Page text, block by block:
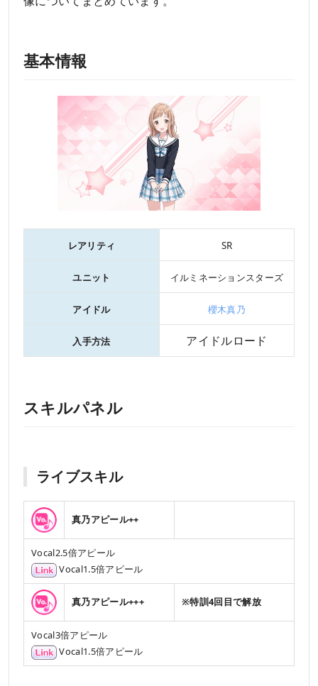
基本情報
レアリティ SR
ユニット イルミネーションスターズ
アイドル 櫻木真乃
入手方法 アイドルロード
スキルパネル
ライブスキル
真乃アピール++
Vocal2.5倍アピール
Vocal1.5倍アピール
真乃アピール+++ ※特訓4回目で解放
Vocal3倍アピール
Vocal1.5倍アピール